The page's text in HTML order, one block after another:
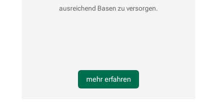
ausreichend Basen zu versorgen.
mehr erfahren